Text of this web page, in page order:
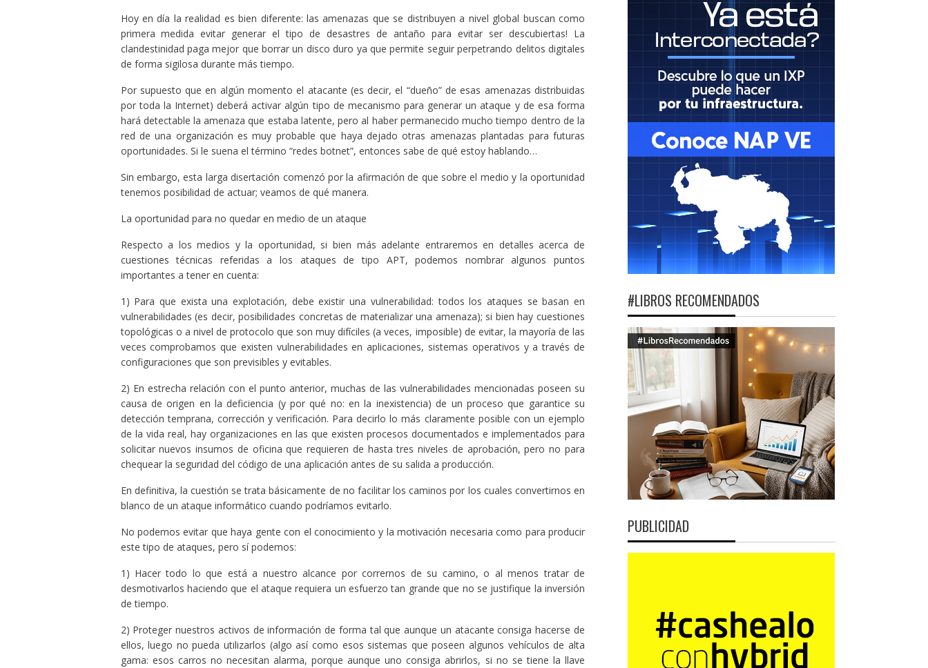
Hoy en día la realidad es bien diferente: las amenazas que se distribuyen a nivel global buscan como
primera medida evitar generar el tipo de desastres de antaño para evitar ser descubiertas! La
clandestinidad paga mejor que borrar un disco duro ya que permite seguir perpetrando delitos digitales
de forma sigilosa durante más tiempo.
Por supuesto que en algún momento el atacante (es decir, el “dueño” de esas amenazas distribuidas
por toda la Internet) deberá activar algún tipo de mecanismo para generar un ataque y de esa forma
hará detectable la amenaza que estaba latente, pero al haber permanecido mucho tiempo dentro de la
red de una organización es muy probable que haya dejado otras amenazas plantadas para futuras
oportunidades. Si le suena el término “redes botnet”, entonces sabe de qué estoy hablando…
Sin embargo, esta larga disertación comenzó por la afirmación de que sobre el medio y la oportunidad
tenemos posibilidad de actuar; veamos de qué manera.
La oportunidad para no quedar en medio de un ataque
Respecto a los medios y la oportunidad, si bien más adelante entraremos en detalles acerca de
cuestiones técnicas referidas a los ataques de tipo APT, podemos nombrar algunos puntos
importantes a tener en cuenta:
1) Para que exista una explotación, debe existir una vulnerabilidad: todos los ataques se basan en
vulnerabilidades (es decir, posibilidades concretas de materializar una amenaza); si bien hay cuestiones
topológicas o a nivel de protocolo que son muy difíciles (a veces, imposible) de evitar, la mayoría de las
veces comprobamos que existen vulnerabilidades en aplicaciones, sistemas operativos y a través de
configuraciones que son previsibles y evitables.
2) En estrecha relación con el punto anterior, muchas de las vulnerabilidades mencionadas poseen su
causa de origen en la deficiencia (y por qué no: en la inexistencia) de un proceso que garantice su
detección temprana, corrección y verificación. Para decirlo lo más claramente posible con un ejemplo
de la vida real, hay organizaciones en las que existen procesos documentados e implementados para
solicitar nuevos insumos de oficina que requieren de hasta tres niveles de aprobación, pero no para
chequear la seguridad del código de una aplicación antes de su salida a producción.
En definitiva, la cuestión se trata básicamente de no facilitar los caminos por los cuales convertirnos en
blanco de un ataque informático cuando podríamos evitarlo.
No podemos evitar que haya gente con el conocimiento y la motivación necesaria como para producir
este tipo de ataques, pero sí podemos:
1) Hacer todo lo que está a nuestro alcance por corrernos de su camino, o al menos tratar de
desmotivarlos haciendo que el ataque requiera un esfuerzo tan grande que no se justifique la inversión
de tiempo.
2) Proteger nuestros activos de información de forma tal que aunque un atacante consiga hacerse de
ellos, luego no pueda utilizarlos (algo así como esos sistemas que poseen algunos vehículos de alta
gama: esos carros no necesitan alarma, porque aunque uno consiga abrirlos, si no se tiene la llave
#LIBROS RECOMENDADOS
PUBLICIDAD